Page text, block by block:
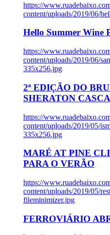
https://
content/uploads/2019/06/
Hello Summer Wine
https://
content/uploads/2019/06/
335x256.jpg
2ª EDIÇÃO DO
SHERATON
https://
content/uploads/2019/05/
335x256.jpg
MARÉ AT PINE
PARA O VERÃO
https://
content/uploads/2019/05/
fileminimizer.jpg
FERROVIÁRIO